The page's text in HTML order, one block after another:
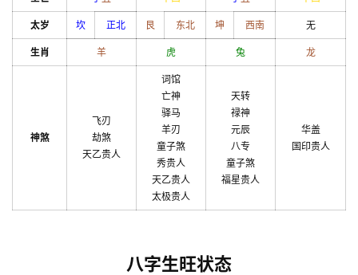
太岁 坎 正北 艮 东北 坤 西南 无
生肖 羊 虎 兔 龙
神煞
飞刃
劫煞
天乙贵人
词馆
亡神
驿马
羊刃
童子煞
秀贵人
天乙贵人
太极贵人
天转
禄神
元辰
八专
童子煞
福星贵人
华盖
国印贵人
八字生旺状态